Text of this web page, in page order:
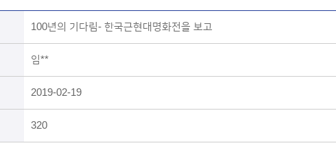
100년의 기다림- 한국근현대명화전을 보고
임**
2019-02-19
320